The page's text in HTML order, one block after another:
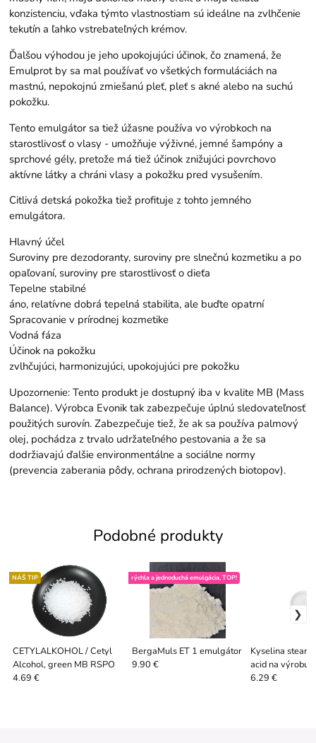
konzistenciu, vďaka týmto vlastnostiam sú ideálne na zvlhčenie
tekutín a ľahko vstrebateľných krémov.
Ďalšou výhodou je jeho upokojujúci účinok, čo znamená, že
Emulprot by sa mal používať vo všetkých formuláciách na
mastnú, nepokojnú zmiešanú pleť, pleť s akné alebo na suchú
pokožku.
Tento emulgátor sa tiež úžasne používa vo výrobkoch na
starostlivosť o vlasy - umožňuje výživné, jemné šampóny a
sprchové gély, pretože má tiež účinok znižujúci povrchovo
aktívne látky a chráni vlasy a pokožku pred vysušením.
Citlivá detská pokožka tiež profituje z tohto jemného
emulgátora.
Hlavný účel
Suroviny pre dezodoranty, suroviny pre slnečnú kozmetiku a po
opaľovaní, suroviny pre starostlivosť o dieťa
Tepelne stabilné
áno, relatívne dobrá tepelná stabilita, ale buďte opatrní
Spracovanie v prírodnej kozmetike
Vodná fáza
Účinok na pokožku
zvlhčujúci, harmonizujúci, upokojujúci pre pokožku
Upozornenie: Tento produkt je dostupný iba v kvalite MB (Mass
Balance). Výrobca Evonik tak zabezpečuje úplnú sledovateľnosť
použitých surovín. Zabezpečuje tiež, že ak sa používa palmový
olej, pochádza z trvalo udržateľného pestovania a že sa
dodržiavajú ďalšie environmentálne a sociálne normy
(prevencia zaberania pôdy, ochrana prirodzených biotopov).
Podobné produkty
CETYLALKOHOL / Cetyl
Alcohol, green MB RSPO
NÁŠ TIP
4.69 €
BergaMuls ET 1 emulgátor
rýchla a jednoduchá emulgácia, TOP!
9.90 €
Kyselina
acid na výrobu
6.29 €